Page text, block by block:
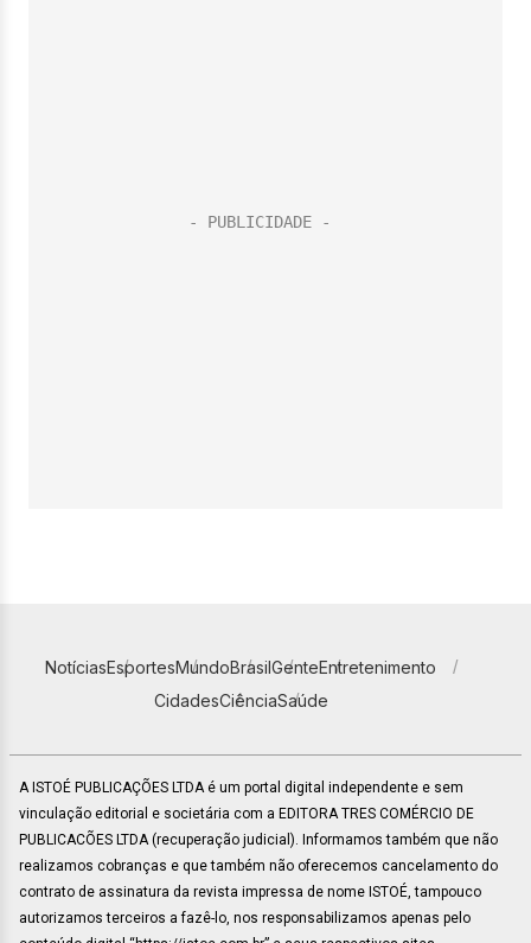
NotíciasEsportesMundoBrasilGenteEntretenimento
CidadesCiênciaSaúde
A ISTOÉ PUBLICAÇÕES LTDA é um portal digital independente e sem
vinculação editorial e societária com a EDITORA TRES COMÉRCIO DE
PUBLICACÕES LTDA (recuperação judicial). Informamos também que não
realizamos cobranças e que também não oferecemos cancelamento do
contrato de assinatura da revista impressa de nome ISTOÉ, tampouco
autorizamos terceiros a fazê-lo, nos responsabilizamos apenas pelo